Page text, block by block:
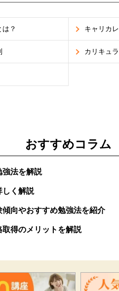
？ キャリカ
カリキュ
おすすめコラム
強法を解説
しく解説
向やおすすめ勉強法を紹介
得のメリットを解説